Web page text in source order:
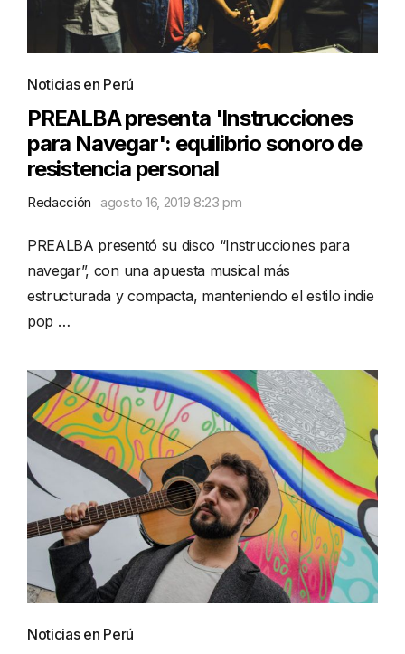
Noticias en Perú
PREALBA presenta 'Instrucciones
para Navegar': equilibrio sonoro de
resistencia personal
Redacción agosto 16, 2019 8:23 pm
PREALBA presentó su disco “Instrucciones para
navegar”, con una apuesta musical más
estructurada y compacta, manteniendo el estilo indie
pop …
Noticias en Perú